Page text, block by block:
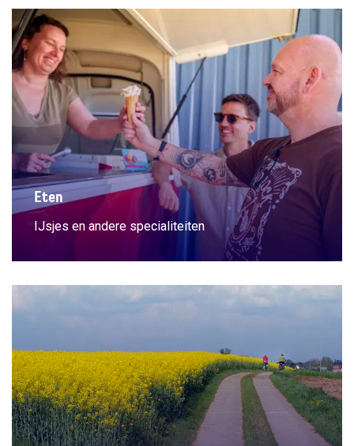
Eten
IJsjes en andere specialiteiten